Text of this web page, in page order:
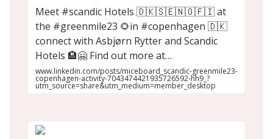
Meet #scandic Hotels 🇩🇰🇸🇪🇳🇴🇫🇮 at
the #greenmile23 🌻in #copenhagen 🇩🇰
connect with Asbjørn Rytter and Scandic
Hotels 🏨🤗 Find out more at…
www.linkedin.com/posts/miceboard_scandic-greenmile23-
copenhagen-activity-7043474421935726592-hh9_?
utm_source=share&utm_medium=member_desktop